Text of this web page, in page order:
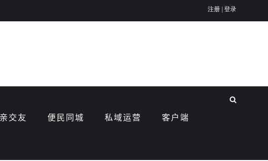
交友 便民同城 私域运营 客户端